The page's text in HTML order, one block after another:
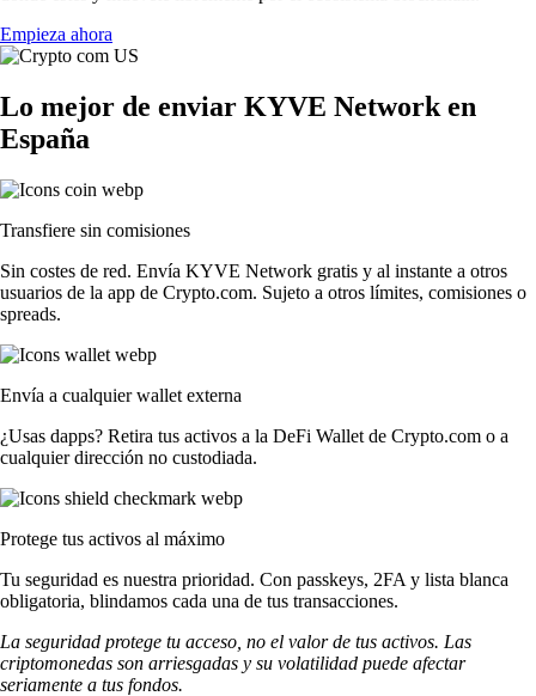
Empieza ahora
Lo mejor de enviar KYVE Network en
España
Transfiere sin comisiones
Sin costes de red. Envía KYVE Network gratis y al instante a otros
usuarios de la app de Crypto.com. Sujeto a otros límites, comisiones o
spreads.
Envía a cualquier wallet externa
¿Usas dapps? Retira tus activos a la DeFi Wallet de Crypto.com o a
cualquier dirección no custodiada.
Protege tus activos al máximo
Tu seguridad es nuestra prioridad. Con passkeys, 2FA y lista blanca
obligatoria, blindamos cada una de tus transacciones.
La seguridad protege tu acceso, no el valor de tus activos. Las
criptomonedas son arriesgadas y su volatilidad puede afectar
seriamente a tus fondos.